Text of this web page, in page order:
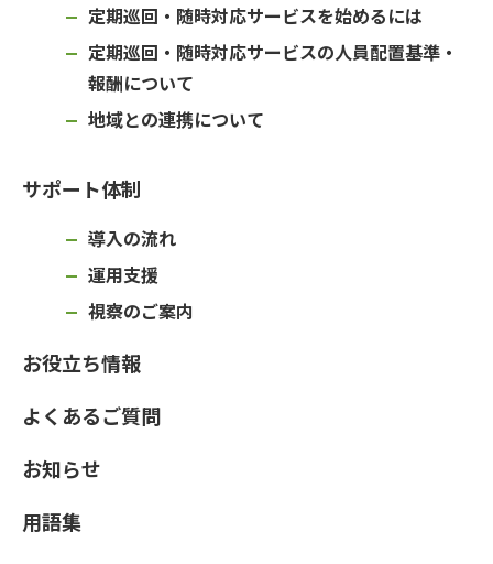
定期巡回・随時対応サービスを始めるには
定期巡回・随時対応サービスの人員配置基準・
報酬について
地域との連携について
サポート体制
導入の流れ
運用支援
視察のご案内
お役立ち情報
よくあるご質問
お知らせ
用語集